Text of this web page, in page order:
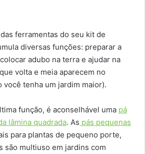
ferramentas do seu kit de
diversas funções: preparar a
adubo na terra e ajudar na
volta e meia aparecem no
você tenha um jardim maior).
função, é aconselhável uma pá
lâmina quadrada. As pás pequenas
para plantas de pequeno porte,
são multiuso em jardins com